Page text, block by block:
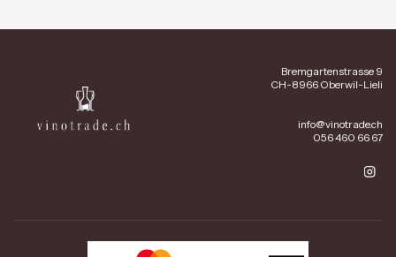
Bremgartenstrasse 9
CH-8966 Oberwil-Lieli
info@vinotrade.ch
056 460 66 67